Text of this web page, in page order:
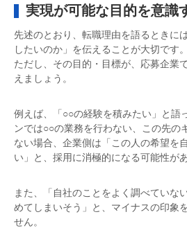
実現が可能な目的を意識
先述のとおり、転職理由を語るときに
したいのか」を伝えることが大切です。
ただし、その目的・目標が、応募企業
えましょう。
例えば、「○○の経験を積みたい」と語
ンでは○○の業務を行わない、この先の
ない場合、企業側は「この人の希望を
い」と、採用に消極的になる可能性が
また、「自社のことをよく調べていな
めてしまいそう」と、マイナスの印象
せん。